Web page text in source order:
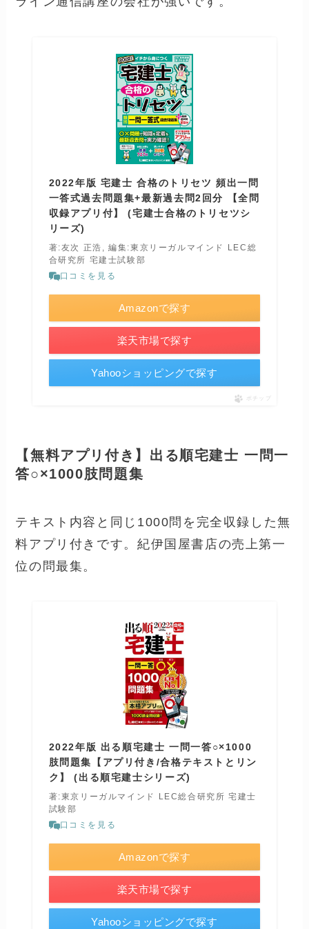
2022年版 宅建士 合格のトリセツ 頻出一問
一答式過去問題集+最新過去問2回分 【全問
収録アプリ付】 (宅建士合格のトリセツシ
リーズ)
著:友次 正浩, 編集:東京リーガルマインド LEC総
合研究所 宅建士試験部
口コミを見る
Amazonで探す
楽天市場で探す
Yahooショッピングで探す
ポチップ
【無料アプリ付き】出る順宅建士 一問一
答○×1000肢問題集
テキスト内容と同じ1000問を完全収録した無
料アプリ付きです。紀伊国屋書店の売上第一
位の問最集。
2022年版 出る順宅建士 一問一答○×1000
肢問題集【アプリ付き/合格テキストとリン
ク】 (出る順宅建士シリーズ)
著:東京リーガルマインド LEC総合研究所 宅建士
試験部
口コミを見る
Amazonで探す
楽天市場で探す
Yahooショッピングで探す